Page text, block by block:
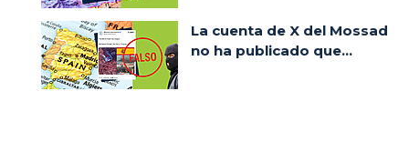
La cuenta de X del Mossad
no ha publicado que...